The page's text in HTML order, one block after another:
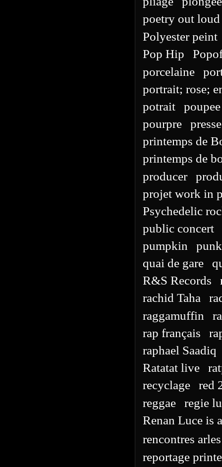
poetry out loud
Polyester peint
Pop Hip
porcelaine
portrait; rose;
potrait
pourpre
presse
printemps de
printemps de
producer
projet work in
Psychedelic
public concert
pumpkin
punk
quai de gare
R&S Records
rachid Taha
raggamuffin
rap français
raphael Saadiq
Ratatat live
recyclage
red
reggae
regie
Renan Luce is
rencontres
reportage